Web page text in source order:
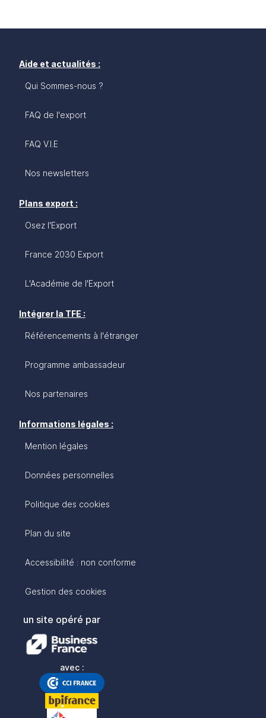
Aide et actualités :
Qui Sommes-nous ?
FAQ de l'export
FAQ V.I.E
Nos newsletters
Plans export :
Osez l'Export
France 2030 Export
L'Académie de l'Export
Intégrer la TFE :
Référencements à l'étranger
Programme ambassadeur
Nos partenaires
Informations légales :
Mention légales
Données personnelles
Politique des cookies
Plan du site
Accessibilité : non conforme
Gestion des cookies
un site opéré par
avec :